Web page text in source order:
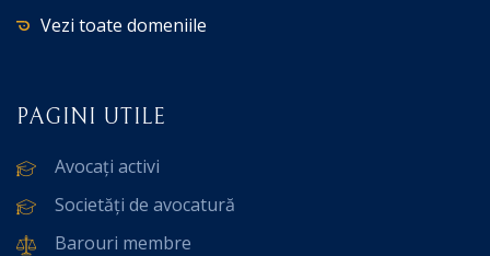
Vezi toate domeniile
PAGINI UTILE
Avocați activi
Societăți de avocatură
Barouri membre